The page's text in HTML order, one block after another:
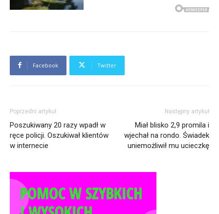
Facebook Twitter
Poprzedni artykuł
Poszukiwany 20 razy wpadł w
ręce policji. Oszukiwał klientów
w internecie
Następny artykuł
Miał blisko 2,9 promila i
wjechał na rondo. Świadek
uniemożliwił mu ucieczkę